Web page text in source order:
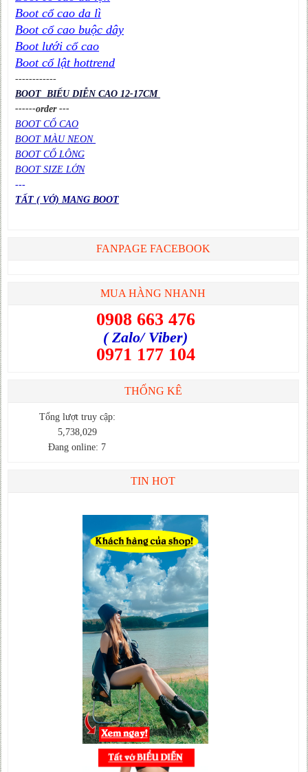
Boot cổ cao da lì
Boot cổ cao buộc dây
Boot lưới cổ cao
Boot cổ lật hottrend
------------
BOOT BIỂU DIỄN CAO 12-17CM
------order ---
BOOT CỔ CAO
BOOT MÀU NEON
BOOT CỔ LÔNG
BOOT SIZE LỚN
---
TẤT ( VỚ) MANG BOOT
FANPAGE FACEBOOK
MUA HÀNG NHANH
0908 663 476
( Zalo/ Viber)
0971 177 104
THỐNG KÊ
Tổng lượt truy cập:
5,738,029
Đang online: 7
TIN HOT